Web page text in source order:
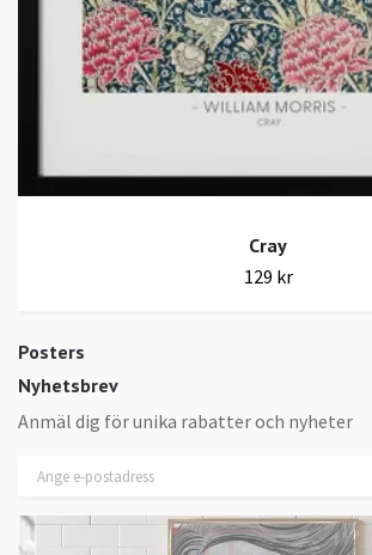
Posters
Nyhetsbrev
Anmäl dig för unika rabatter och nyheter
Cray
129 kr